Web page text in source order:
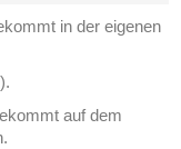
in der eigenen
auf dem